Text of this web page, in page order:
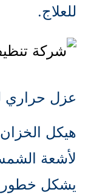
للعلاج.
عزل حراري
هيكل
لأشعة
يشكل